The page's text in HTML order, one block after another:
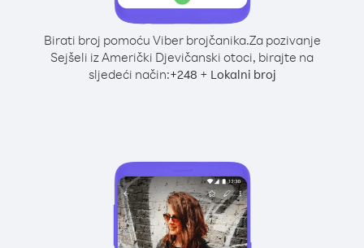
Birati broj pomoću Viber brojčanika.Za pozivanje
Sejšeli iz Američki Djevičanski otoci, birajte na
sljedeći način:+248 + Lokalni broj